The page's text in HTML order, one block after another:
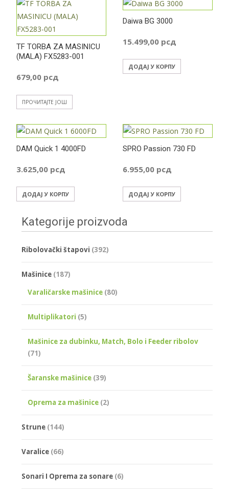
TF TORBA ZA MASINICU
(MALA) FX5283-001
679,00 рсд
ПРОЧИТАЈТЕ ЈОШ
Daiwa BG 3000
15.499,00 рсд
ДОДАЈ У КОРПУ
DAM Quick 1 4000FD
3.625,00 рсд
ДОДАЈ У КОРПУ
SPRO Passion 730 FD
6.955,00 рсд
ДОДАЈ У КОРПУ
Kategorije proizvoda
Ribolovački štapovi (392)
Mašinice (187)
Varaličarske mašinice (80)
Multiplikatori (5)
Mašinice za dubinku, Match, Bolo i Feeder ribolov
(71)
Šaranske mašinice (39)
Oprema za mašinice (2)
Strune (144)
Varalice (66)
Sonari I Oprema za sonare (6)